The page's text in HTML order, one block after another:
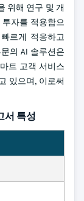
위해 연구 및 개
투자를 적용함으
르게 적응하고
의 AI 솔루션은
트 고객 서비스
있으며, 이로써
서 특성